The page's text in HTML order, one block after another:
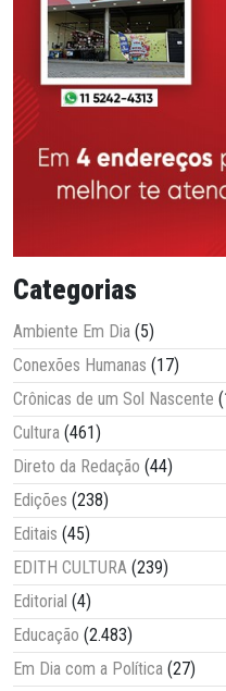
Categorias
Ambiente Em Dia (5)
Conexões Humanas (17)
Crônicas de um Sol Nascente
Cultura (461)
Direto da Redação (44)
Edições (238)
Editais (45)
EDITH CULTURA (239)
Editorial (4)
Educação (2.483)
Em Dia com a Política (27)